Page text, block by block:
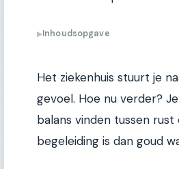
▶Inhoudsopgave
Het ziekenhuis stuurt je
gevoel. Hoe nu verder?
balans vinden tussen
begeleiding is dan goud